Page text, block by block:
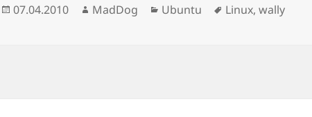
Опубликовано
07.04.2010 Автор
MadDog Рубрики
Ubuntu Метки
Linux,wally